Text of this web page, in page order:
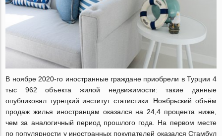
В ноябре 2020-го иностранные граждане приобрели в Турции 4
тыс 962 объекта жилой недвижимости: такие данные
опубликовал турецкий институт статистики. Ноябрьский объём
продаж жилья иностранцам оказался на 24,4 процента ниже,
чем за аналогичный период прошлого года. На первом месте
по популярности у иностранных покупателей оказался Стамбул